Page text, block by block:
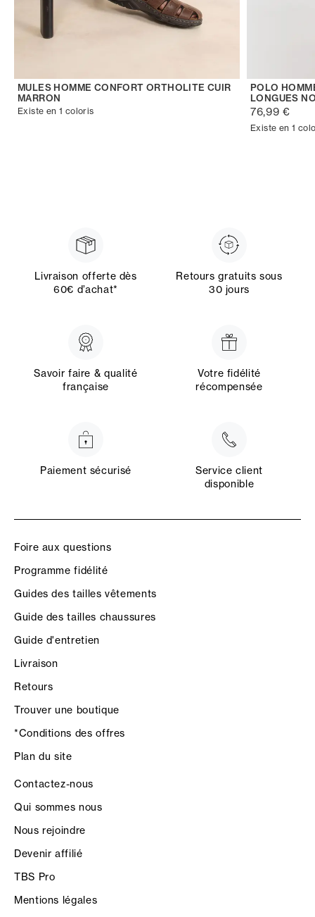
MULES HOMME CONFORT ORTHOLITE CUIR
MARRON
Existe en 1 coloris
POLO
LONGUES
76,99 €
Existe en 1
Livraison offerte dès
60€ d’achat*
Retours gratuits sous
30 jours
Savoir faire & qualité
française
Votre fidélité
récompensée
Paiement sécurisé
Service client
disponible
Foire aux questions
Programme fidélité
Guides des tailles vêtements
Guide des tailles chaussures
Guide d'entretien
Livraison
Retours
Trouver une boutique
*Conditions des offres
Plan du site
Contactez-nous
Qui sommes nous
Nous rejoindre
Devenir affilié
TBS Pro
Mentions légales